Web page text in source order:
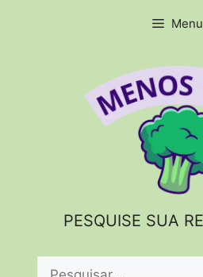
Menu
PESQUISE SUA
Pesquisar